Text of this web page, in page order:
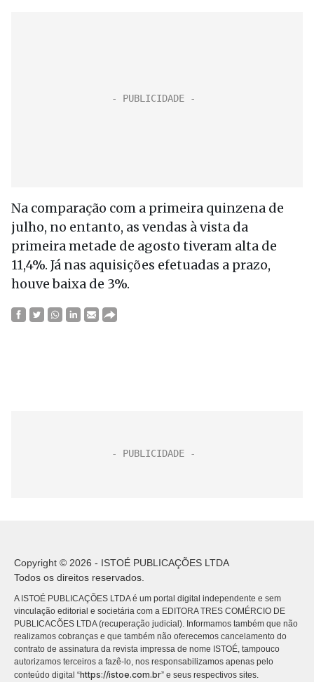
Na comparação com a primeira quinzena de
julho, no entanto, as vendas à vista da
primeira metade de agosto tiveram alta de
11,4%. Já nas aquisições efetuadas a prazo,
houve baixa de 3%.
Copyright © 2026 - ISTOÉ PUBLICAÇÕES LTDA
Todos os direitos reservados.
A ISTOÉ PUBLICAÇÕES LTDA é um portal digital independente e sem
vinculação editorial e societária com a EDITORA TRES COMÉRCIO DE
PUBLICACÕES LTDA (recuperação judicial). Informamos também que não
realizamos cobranças e que também não oferecemos cancelamento do
contrato de assinatura da revista impressa de nome ISTOÉ, tampouco
autorizamos terceiros a fazê-lo, nos responsabilizamos apenas pelo
conteúdo digital “https://istoe.com.br” e seus respectivos sites.